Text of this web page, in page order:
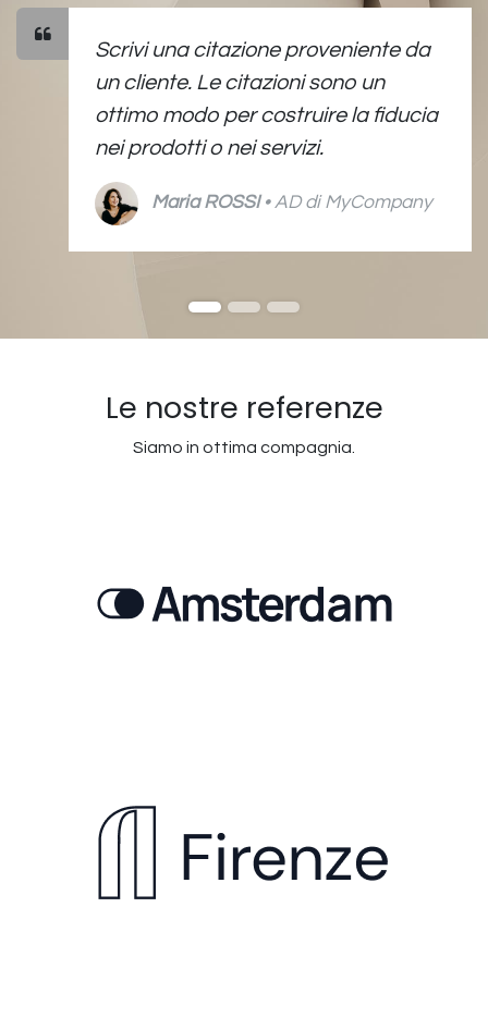
Scrivi una citazione proveniente da
un cliente. Le citazioni sono un
ottimo modo per costruire la fiducia
nei prodotti o nei servizi.
Maria ROSSI• AD di MyCompany
Le nostre referenze
Siamo in ottima compagnia.